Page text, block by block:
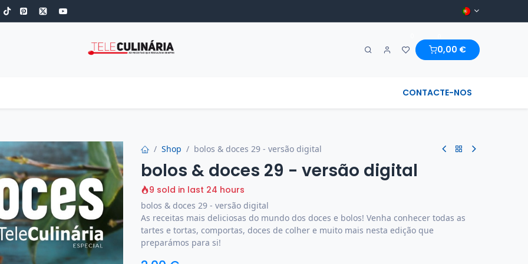
0,00 €
CONTACTE-NOS
Shop bolos & doces 29 - versão digital
bolos & doces 29 - versão digital
9 sold in last 24 hours
bolos & doces 29 - versão digital
As receitas mais deliciosas do mundo dos doces e bolos! Venha conhecer todas as
tartes e tortas, comportas, doces de colher e muito mais nesta edição que
preparámos para si!